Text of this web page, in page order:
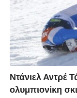
Ντάνιελ Αντρέ
ολυμπιονίκη